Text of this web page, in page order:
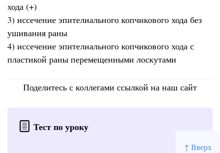
↑ Вверх
хода (+)
3) иссечение эпителиального копчикового хода без
ушивания раны
4) иссечение эпителиального копчикового хода с
пластикой раны перемещенными лоскутами
Поделитесь с коллегами ссылкой на наш сайт
Тест по уроку